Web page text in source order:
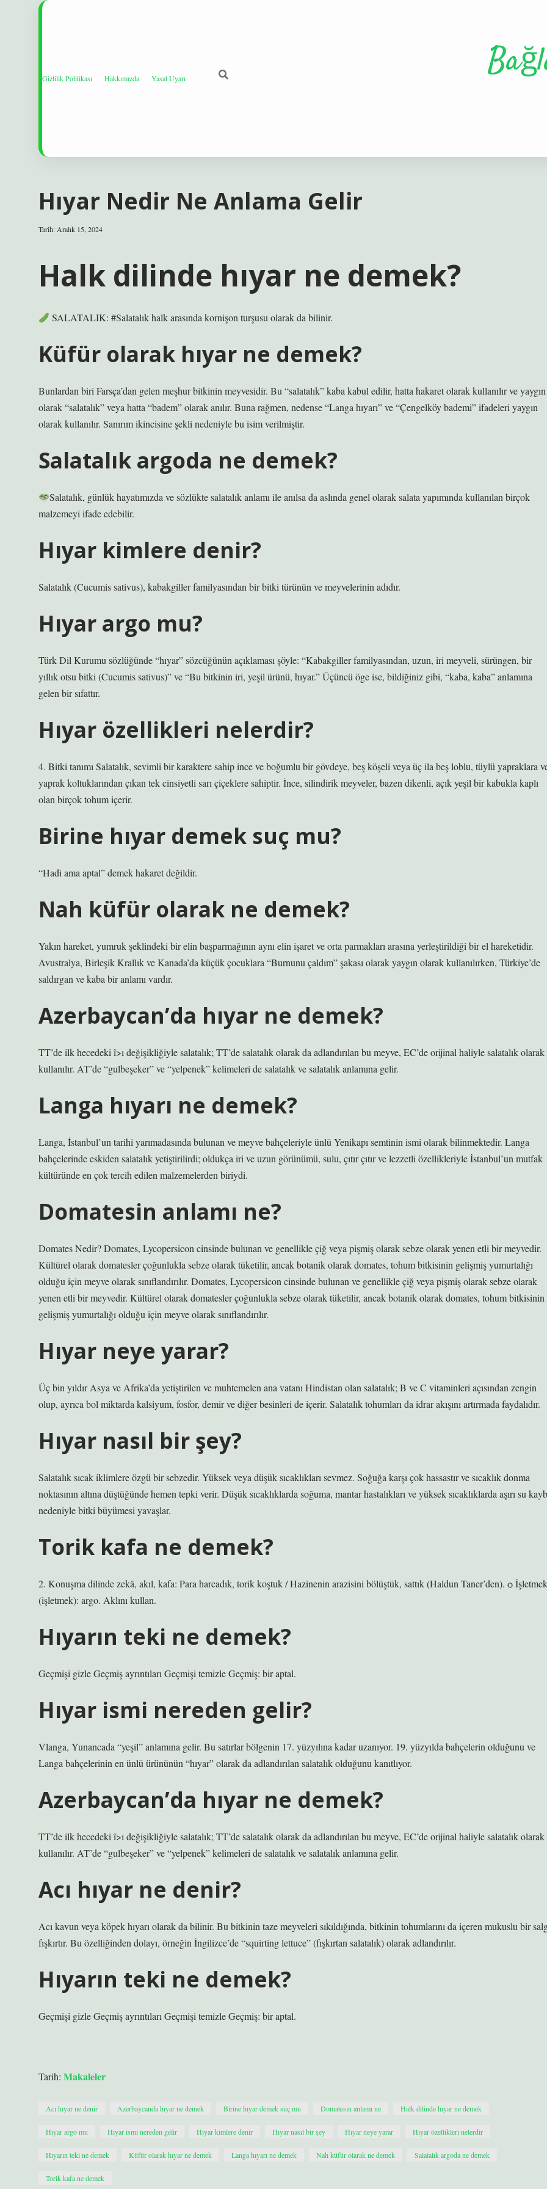
Gizlilik Politikası Hakkımızda Yasal Uyarı
Hıyar Nedir Ne Anlama Gelir
Tarih: Aralık 15, 2024
Halk dilinde hıyar ne demek?
SALATALIK: #Salatalık halk arasında kornişon turşusu olarak da bilinir.
Küfür olarak hıyar ne demek?
Bunlardan biri Farsça’dan gelen meşhur bitkinin meyvesidir. Bu “salatalık” kaba kabul edilir, hatta hakaret olarak kullanılır ve yaygın
olarak “salatalık” veya hatta “badem” olarak anılır. Buna rağmen, nedense “Langa hıyarı” ve “Çengelköy bademi” ifadeleri yaygın
olarak kullanılır. Sanırım ikincisine şekli nedeniyle bu isim verilmiştir.
Salatalık argoda ne demek?
Salatalık, günlük hayatımızda ve sözlükte salatalık anlamı ile anılsa da aslında genel olarak salata yapımında kullanılan birçok
malzemeyi ifade edebilir.
Hıyar kimlere denir?
Salatalık (Cucumis sativus), kabakgiller familyasından bir bitki türünün ve meyvelerinin adıdır.
Hıyar argo mu?
Türk Dil Kurumu sözlüğünde “hıyar” sözcüğünün açıklaması şöyle: “Kabakgiller familyasından, uzun, iri meyveli, sürüngen, bir
yıllık otsu bitki (Cucumis sativus)” ve “Bu bitkinin iri, yeşil ürünü, hıyar.” Üçüncü öge ise, bildiğiniz gibi, “kaba, kaba” anlamına
gelen bir sıfattır.
Hıyar özellikleri nelerdir?
4. Bitki tanımı Salatalık, sevimli bir karaktere sahip ince ve boğumlu bir gövdeye, beş köşeli veya üç ila beş loblu, tüylü yapraklara
yaprak koltuklarından çıkan tek cinsiyetli sarı çiçeklere sahiptir. İnce, silindirik meyveler, bazen dikenli, açık yeşil bir kabukla kaplı
olan birçok tohum içerir.
Birine hıyar demek suç mu?
“Hadi ama aptal” demek hakaret değildir.
Nah küfür olarak ne demek?
Yakın hareket, yumruk şeklindeki bir elin başparmağının aynı elin işaret ve orta parmakları arasına yerleştirildiği bir el hareketidir.
Avustralya, Birleşik Krallık ve Kanada’da küçük çocuklara “Burnunu çaldım” şakası olarak yaygın olarak kullanılırken, Türkiye’de
saldırgan ve kaba bir anlamı vardır.
Azerbaycan’da hıyar ne demek?
TT’de ilk hecedeki î>ı değişikliğiyle salatalık; TT’de salatalık olarak da adlandırılan bu meyve, EC’de orijinal haliyle salatalık olarak
kullanılır. AT’de “gulbeşeker” ve “yelpenek” kelimeleri de salatalık ve salatalık anlamına gelir.
Langa hıyarı ne demek?
Langa, İstanbul’un tarihi yarımadasında bulunan ve meyve bahçeleriyle ünlü Yenikapı semtinin ismi olarak bilinmektedir. Langa
bahçelerinde eskiden salatalık yetiştirilirdi; oldukça iri ve uzun görünümü, sulu, çıtır çıtır ve lezzetli özellikleriyle İstanbul’un mutfak
kültüründe en çok tercih edilen malzemelerden biriydi.
Domatesin anlamı ne?
Domates Nedir? Domates, Lycopersicon cinsinde bulunan ve genellikle çiğ veya pişmiş olarak sebze olarak yenen etli bir meyvedir.
Kültürel olarak domatesler çoğunlukla sebze olarak tüketilir, ancak botanik olarak domates, tohum bitkisinin gelişmiş yumurtalığı
olduğu için meyve olarak sınıflandırılır. Domates, Lycopersicon cinsinde bulunan ve genellikle çiğ veya pişmiş olarak sebze olarak
yenen etli bir meyvedir. Kültürel olarak domatesler çoğunlukla sebze olarak tüketilir, ancak botanik olarak domates, tohum bitkisinin
gelişmiş yumurtalığı olduğu için meyve olarak sınıflandırılır.
Hıyar neye yarar?
Üç bin yıldır Asya ve Afrika’da yetiştirilen ve muhtemelen ana vatanı Hindistan olan salatalık; B ve C vitaminleri açısından zengin
olup, ayrıca bol miktarda kalsiyum, fosfor, demir ve diğer besinleri de içerir. Salatalık tohumları da idrar akışını artırmada faydalıdır.
Hıyar nasıl bir şey?
Salatalık sıcak iklimlere özgü bir sebzedir. Yüksek veya düşük sıcaklıkları sevmez. Soğuğa karşı çok hassastır ve sıcaklık donma
noktasının altına düştüğünde hemen tepki verir. Düşük sıcaklıklarda soğuma, mantar hastalıkları ve yüksek sıcaklıklarda aşırı su
nedeniyle bitki büyümesi yavaşlar.
Torik kafa ne demek?
2. Konuşma dilinde zekâ, akıl, kafa: Para harcadık, torik koştuk / Hazinenin arazisini bölüştük, sattık (Haldun Taner’den). ѻ İşletmek
(işletmek): argo. Aklını kullan.
Hıyarın teki ne demek?
Geçmişi gizle Geçmiş ayrıntıları Geçmişi temizle Geçmiş: bir aptal.
Hıyar ismi nereden gelir?
Vlanga, Yunancada “yeşil” anlamına gelir. Bu satırlar bölgenin 17. yüzyılına kadar uzanıyor. 19. yüzyılda bahçelerin olduğunu ve
Langa bahçelerinin en ünlü ürününün “hıyar” olarak da adlandırılan salatalık olduğunu kanıtlıyor.
Azerbaycan’da hıyar ne demek?
TT’de ilk hecedeki î>ı değişikliğiyle salatalık; TT’de salatalık olarak da adlandırılan bu meyve, EC’de orijinal haliyle salatalık olarak
kullanılır. AT’de “gulbeşeker” ve “yelpenek” kelimeleri de salatalık ve salatalık anlamına gelir.
Acı hıyar ne denir?
Acı kavun veya köpek hıyarı olarak da bilinir. Bu bitkinin taze meyveleri sıkıldığında, bitkinin tohumlarını da içeren mukuslu bir
fışkırtır. Bu özelliğinden dolayı, örneğin İngilizce’de “squirting lettuce” (fışkırtan salatalık) olarak adlandırılır.
Hıyarın teki ne demek?
Geçmişi gizle Geçmiş ayrıntıları Geçmişi temizle Geçmiş: bir aptal.
Tarih: Makaleler
Acı hıyar ne denir Azerbaycanda hıyar ne demek Birine hıyar demek suç mu Domatesin anlamı ne Halk dilinde hıyar ne demek
Hıyar argo mu Hıyar ismi nereden gelir Hıyar kimlere denir Hıyar nasıl bir şey Hıyar neye yarar Hıyar özellikleri nelerdir
Hıyarın teki ne demek Küfür olarak hıyar ne demek Langa hıyarı ne demek Nah küfür olarak ne demek Salatalık argoda ne demek
Torik kafa ne demek